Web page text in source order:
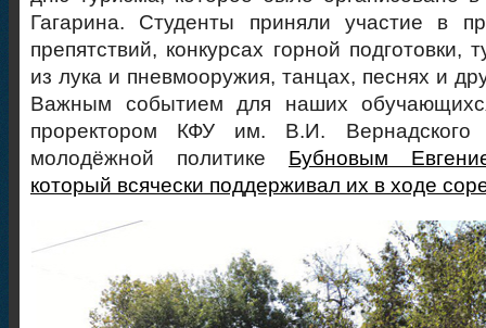
Гагарина. Студенты приняли участие в
препятствий, конкурсах горной подготовки,
из лука и пневмооружия, танцах, песнях и
Важным событием для наших
проректором КФУ им. В.И.
молодёжной политике
Бубновым
который всячески поддерживал их в ходе